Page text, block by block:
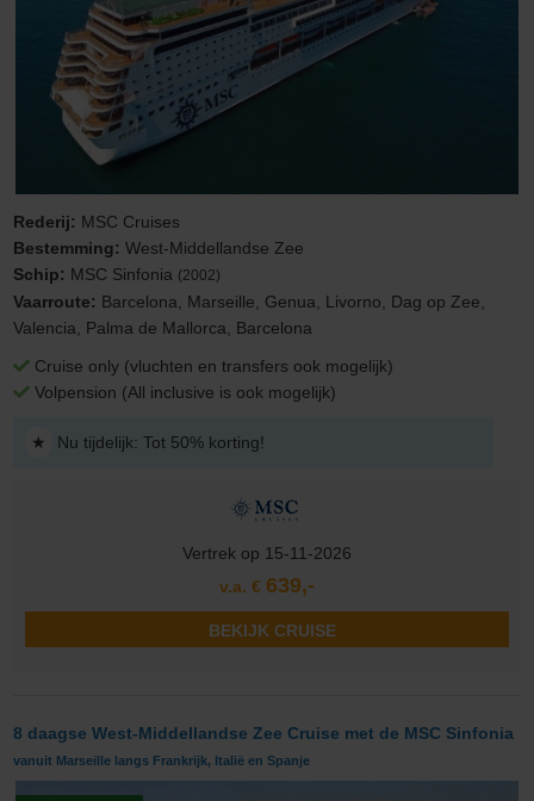
Rederij: MSC Cruises
Bestemming:West-Middellandse Zee
Schip: MSC Sinfonia (2002)
Vaarroute: Barcelona, Marseille, Genua, Livorno, Dag op Zee,
Valencia, Palma de Mallorca, Barcelona
Cruise only (vluchten en transfers ook mogelijk)
Volpension (All inclusive is ook mogelijk)
★ Nu tijdelijk: Tot 50% korting!
Vertrek op 15-11-2026
v.a. € 639,-
BEKIJK CRUISE
8 daagse West-Middellandse Zee Cruise met de MSC Sinfonia
vanuit Marseille langs Frankrijk, Italië en Spanje